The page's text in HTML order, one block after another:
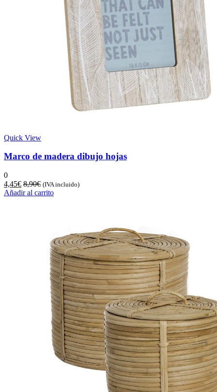
Quick View
Marco de madera dibujo hojas
0
4,45€ 8,90€ (IVA incluido)
Añadir al carrito